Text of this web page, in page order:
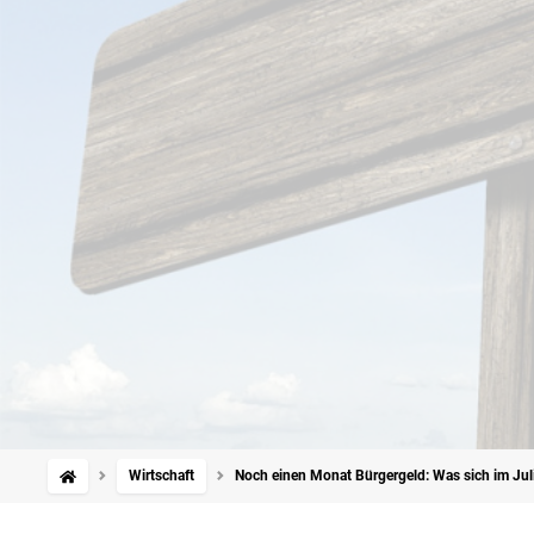
Wirtschaft Noch einen Monat Bürgergeld: Was sich im